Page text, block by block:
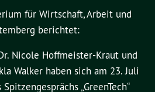
für Wirtschaft, Arbeit und
berichtet:
Nicole Hoffmeister-Kraut und
Walker haben sich am 23. Juli
„GreenTech“